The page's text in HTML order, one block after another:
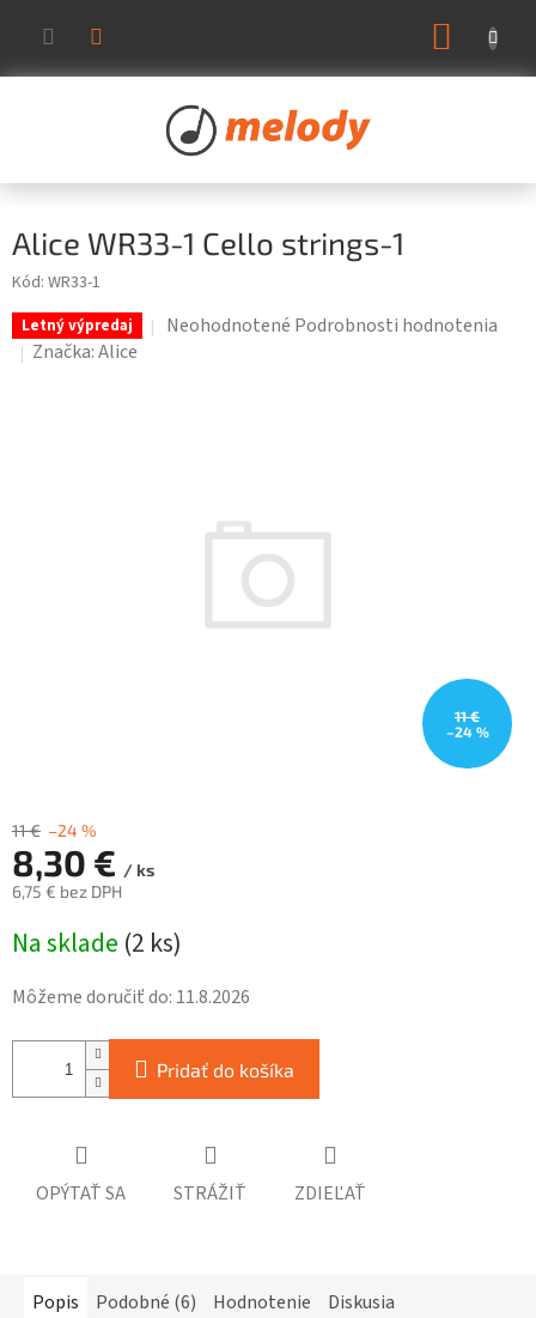
obsah
Alice WR33-1 Cello strings-1
Kód: WR33-1
Letný výpredaj
Priemerné
Neohodnotené Podrobnosti hodnotenia
Značka:Alice
11 €
–24 %
11 € –24 %
8,30 € / ks
6,75 € bez DPH
cena:
Na sklade (2 ks)
Môžeme doručiť do: 11.8.2026
Pridať do košíka
OPÝTAŤ SA STRÁŽIŤ ZDIEĽAŤ
Popis Podobné (6) Hodnotenie Diskusia